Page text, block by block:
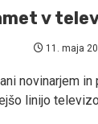
v
11. maja
novinarjem in
linijo